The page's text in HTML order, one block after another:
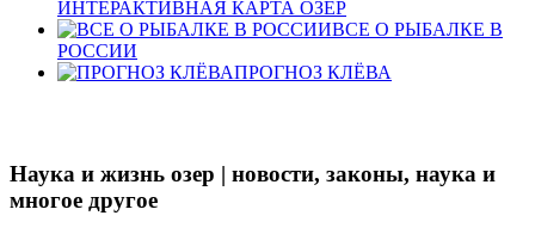
ИНТЕРАКТИВНАЯ КАРТА ОЗЕР
ВСЕ О РЫБАЛКЕ В
РОССИИ
ПРОГНОЗ КЛЁВА
Наука и жизнь озер | новости, законы, наука и
многое другое